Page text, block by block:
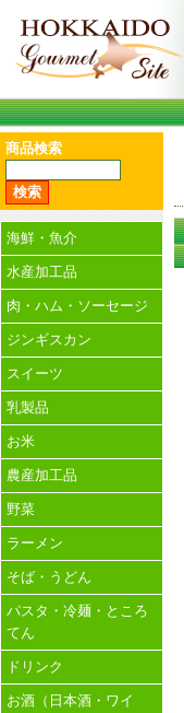
商品検索
海鮮・魚介
水産加工品
肉・ハム・ソーセージ
ジンギスカン
スイーツ
乳製品
お米
農産加工品
野菜
ラーメン
そば・うどん
パスタ・冷麺・ところ
てん
ドリンク
お酒（日本酒・ワイ